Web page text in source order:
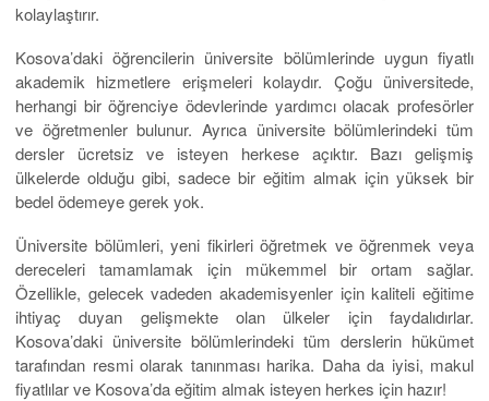
kolaylaştırır.
Kosova’daki öğrencilerin üniversite bölümlerinde uygun fiyatlı
akademik hizmetlere erişmeleri kolaydır. Çoğu üniversitede,
herhangi bir öğrenciye ödevlerinde yardımcı olacak profesörler
ve öğretmenler bulunur. Ayrıca üniversite bölümlerindeki tüm
dersler ücretsiz ve isteyen herkese açıktır. Bazı gelişmiş
ülkelerde olduğu gibi, sadece bir eğitim almak için yüksek bir
bedel ödemeye gerek yok.
Üniversite bölümleri, yeni fikirleri öğretmek ve öğrenmek veya
dereceleri tamamlamak için mükemmel bir ortam sağlar.
Özellikle, gelecek vadeden akademisyenler için kaliteli eğitime
ihtiyaç duyan gelişmekte olan ülkeler için faydalıdırlar.
Kosova’daki üniversite bölümlerindeki tüm derslerin hükümet
tarafından resmi olarak tanınması harika. Daha da iyisi, makul
fiyatlılar ve Kosova’da eğitim almak isteyen herkes için hazır!